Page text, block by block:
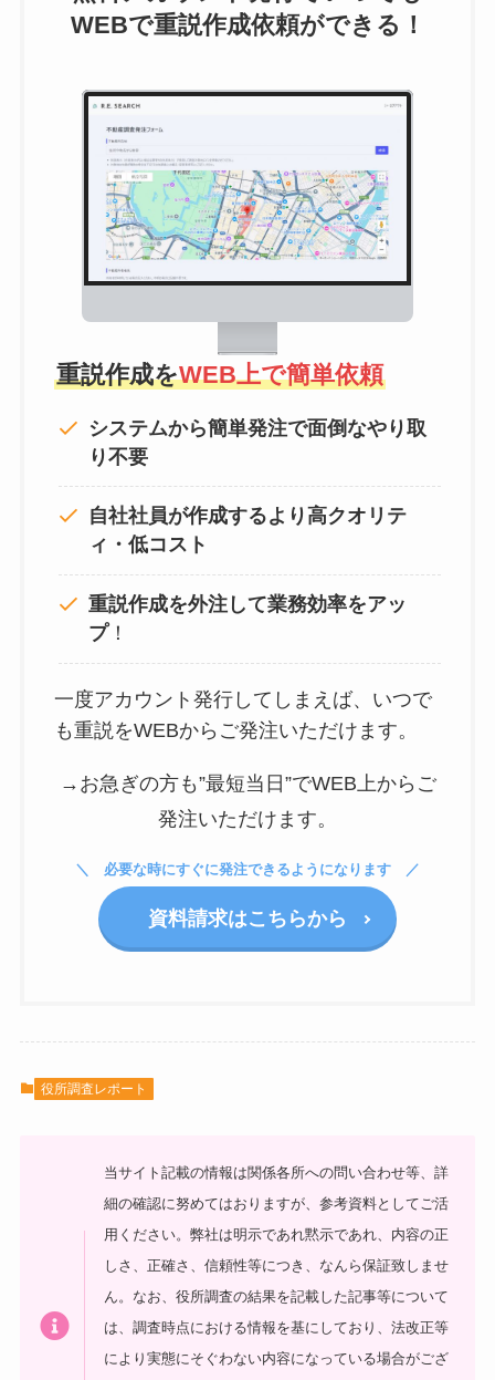
WEBで重説作成依頼ができる！
重説作成をWEB上で簡単依頼
システムから簡単発注で面倒なやり取
り不要
自社社員が作成するより高クオリテ
ィ・低コスト
重説作成を外注して業務効率をアッ
プ！
一度アカウント発行してしまえば、いつで
も重説をWEBからご発注いただけます。
→お急ぎの方も”最短当日”でWEB上からご
発注いただけます。
必要な時にすぐに発注できるようになります
資料請求はこちらから
役所調査レポート
当サイト記載の情報は関係各所への問い合わせ等、詳
細の確認に努めてはおりますが、参考資料としてご活
用ください。弊社は明示であれ黙示であれ、内容の正
しさ、正確さ、信頼性等につき、なんら保証致しませ
ん。なお、役所調査の結果を記載した記事等について
は、調査時点における情報を基にしており、法改正等
により実態にそぐわない内容になっている場合がござ